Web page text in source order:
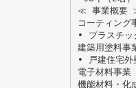
≪ 事業概要
コーティング
• プラスチッ
建築用塗料事
• 戸建住宅外
電子材料事業
機能材料・化